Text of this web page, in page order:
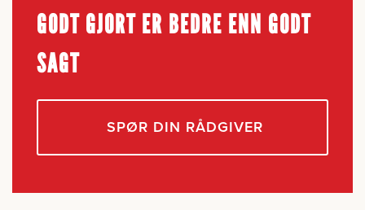
GODT GJORT ER BEDRE ENN GODT
SAGT
SPØR DIN RÅDGIVER